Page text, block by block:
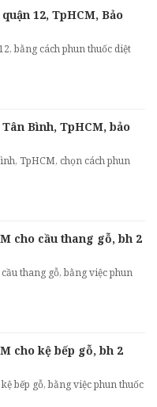
12, TpHCM, Bảo
bằng cách phun thuốc diệt
Bình, TpHCM, bảo
TpHCM, chọn cách phun
cho cầu thang gỗ, bh 2
thang gỗ, bằng việc phun
cho kệ bếp gỗ, bh 2
bếp gỗ, bằng việc phun thuốc